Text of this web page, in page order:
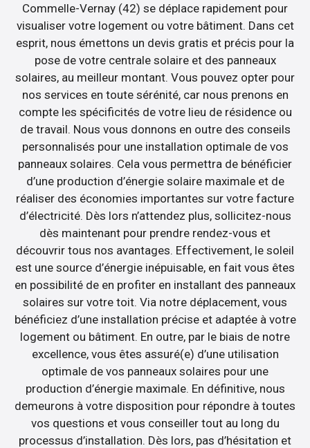
Commelle-Vernay (42) se déplace rapidement pour
visualiser votre logement ou votre bâtiment. Dans cet
esprit, nous émettons un devis gratis et précis pour la
pose de votre centrale solaire et des panneaux
solaires, au meilleur montant. Vous pouvez opter pour
nos services en toute sérénité, car nous prenons en
compte les spécificités de votre lieu de résidence ou
de travail. Nous vous donnons en outre des conseils
personnalisés pour une installation optimale de vos
panneaux solaires. Cela vous permettra de bénéficier
d’une production d’énergie solaire maximale et de
réaliser des économies importantes sur votre facture
d’électricité. Dès lors n’attendez plus, sollicitez-nous
dès maintenant pour prendre rendez-vous et
découvrir tous nos avantages. Effectivement, le soleil
est une source d’énergie inépuisable, en fait vous êtes
en possibilité de en profiter en installant des panneaux
solaires sur votre toit. Via notre déplacement, vous
bénéficiez d’une installation précise et adaptée à votre
logement ou bâtiment. En outre, par le biais de notre
excellence, vous êtes assuré(e) d’une utilisation
optimale de vos panneaux solaires pour une
production d’énergie maximale. En définitive, nous
demeurons à votre disposition pour répondre à toutes
vos questions et vous conseiller tout au long du
processus d’installation. Dès lors, pas d’hésitation et